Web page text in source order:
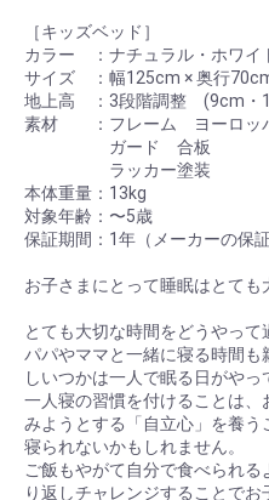
［キッズベッド］
カラー ：ナチュラル・ホワイ
サイズ ：幅125cm × 奥行
地上高 ：3段階調整 (9cm・
素材 ：フレーム ヨーロッ
ガード 合板
ラッカー塗装
本体重量：13kg
対象年齢：〜5歳
保証期間：1年（メーカーの保
お子さまにとって睡眠はとても
とても大切な時間をどうやって
パパやママと一緒に寝る時間
しいつかは一人で眠る日がやっ
一人寝の習慣を付けることは
みようとする「自立心」を養
寝られないかもしれません。
ご飯もやがて自分で食べられ
り返しチャレンジすることでお